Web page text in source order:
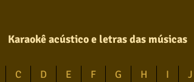
Karaokê acústico e letras das músicas
C D E F G H I J